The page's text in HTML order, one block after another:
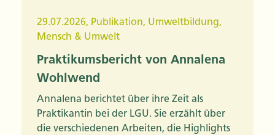
29.07.2026, Publikation, Umweltbildung,
Mensch & Umwelt
Praktikumsbericht von Annalena
Wohlwend
Annalena berichtet über ihre Zeit als
Praktikantin bei der LGU. Sie erzählt über
die verschiedenen Arbeiten, die Highlights